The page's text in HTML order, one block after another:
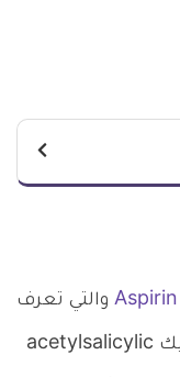
والتي تعرف
أيضا باسم حمض الأستيل سالسيليك acetylsalicylic